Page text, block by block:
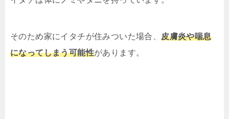
そのため家にイタチが住みついた場合、皮膚炎や喘息
になってしまう可能性があります。